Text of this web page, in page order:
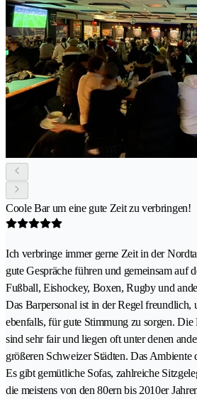
Coole Bar um eine gute Zeit zu verbringen!
Ich verbringe immer gerne Zeit in der
gute Gespräche führen und gemeinsam auf
Fußball, Eishockey, Boxen, Rugby und
Das Barpersonal ist in der Regel freundlich,
ebenfalls, für gute Stimmung zu sorgen. Die
sind sehr fair und liegen oft unter denen
größeren Schweizer Städten. Das Ambiente
Es gibt gemütliche Sofas, zahlreiche
die meistens von den 80ern bis 2010er